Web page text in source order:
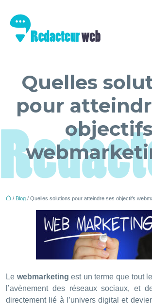
Quelles
pour
objectifs
/ Blog / Quelles solutions pour atteindre ses objectifs
Le webmarketing est un terme que tout
l’avènement des réseaux sociaux, et
directement lié à l’univers digital et